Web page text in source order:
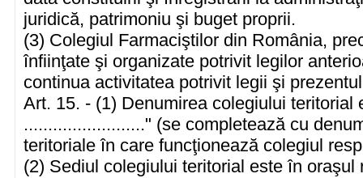
juridică, patrimoniu şi buget proprii.
(3) Colegiul Farmaciştilor din România,
înfiinţate şi organizate potrivit legilor
continua activitatea potrivit legii şi
Art. 15. - (1) Denumirea colegiului
........................." (se completează cu
teritoriale în care funcţionează colegiul
(2) Sediul colegiului teritorial este în